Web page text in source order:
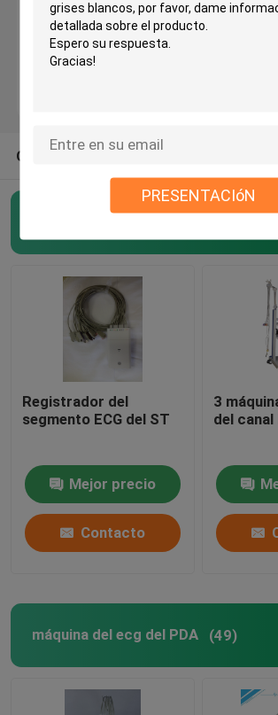
PRESENTACIóN
Máquina de Bluetooth ECG
máquina casera del ecg
12 máquina del canal ECG
Máquina de Holter ECG
Máquina en PC de ECG
Registrador portátil de ECG
Supervisión ambulativa de ECG
Holter Monitor Software
OTRAS CATEGORÍAS DE NOSOTROS
Registrador del
segmento ECG del ST
Mejor precio
Contacto
3
del canal
máquina del ecg del PDA (49)